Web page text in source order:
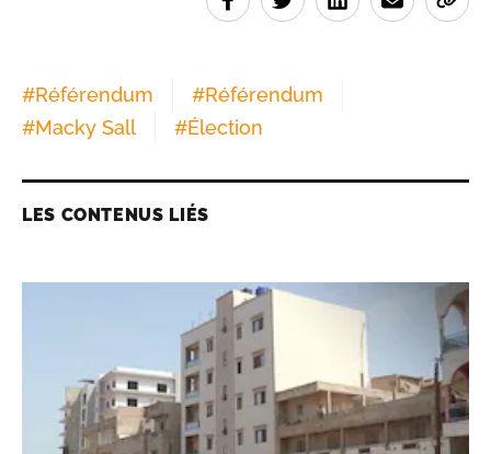
#Référendum #Référendum
#Macky Sall #Élection
LES CONTENUS LIÉS